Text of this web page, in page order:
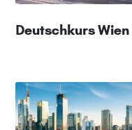
Deutschkurs Wien